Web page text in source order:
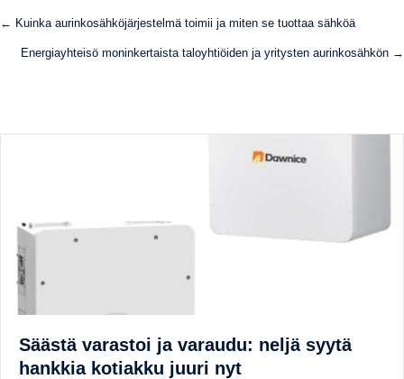
Posts
navigation
← Kuinka aurinkosähköjärjestelmä toimii ja miten se tuottaa sähköä
Energiayhteisö moninkertaista taloyhtiöiden ja yritysten aurinkosähkön →
Säästä varastoi ja varaudu: neljä syytä
hankkia kotiakku juuri nyt